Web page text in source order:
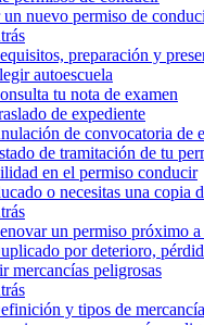
un nuevo permiso de
preparación y
autoescuela
tu nota de examen
de expediente
de convocatoria de
de tramitación de tu
en el permiso conducir
o necesitas una copia
un permiso próximo a
por deterioro,
mercancías peligrosas
y tipos de